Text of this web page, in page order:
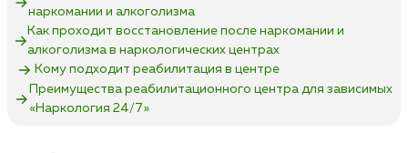
наркомании и алкоголизма
Как проходит восстановление после наркомании и
алкоголизма в наркологических центрах
Кому подходит реабилитация в центре
Преимущества реабилитационного центра для зависимых
«Наркология 24/7»‎